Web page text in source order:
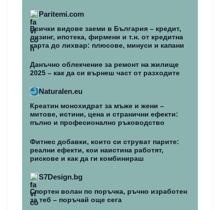
Paritemi.com
Всички видове заеми в България – кредит,
лизинг, ипотека, фирмени и т.н. от кредитна
карта до лихвар: плюсове, минуси и капани
Данъчно облекчение за ремонт на жилище
2025 – как да си върнеш част от разходите
Naturalen.eu
Креатин монохидрат за мъже и жени –
митове, истини, цена и странични ефекти:
пълно и професионално ръководство
Фитнес добавки, които си струват парите:
реални ефекти, кои наистина работят,
рискове и как да ги комбинираш
S7Design.bg
Спортен волан по поръчка, ръчно изработен
за теб – поръчай още сега